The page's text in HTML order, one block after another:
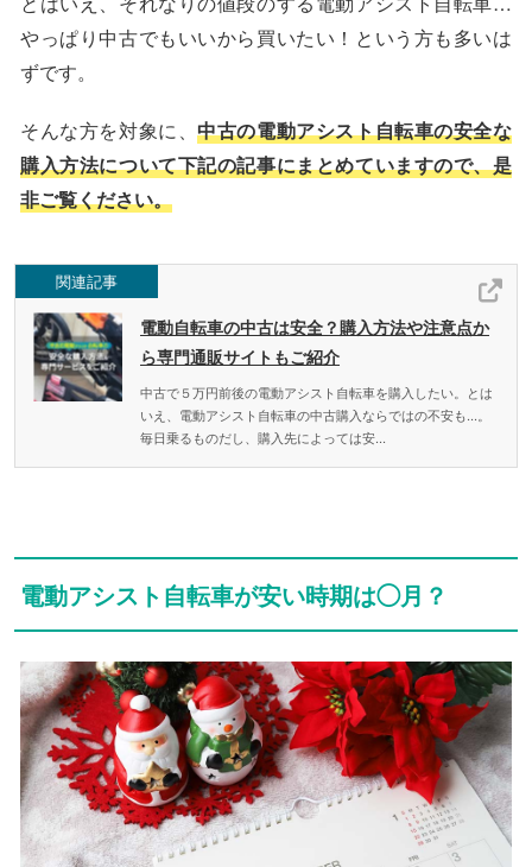
やっぱり中古でもいいから買いたい！という方も多いは
ずです。
そんな方を対象に、中古の電動アシスト自転車の安全な
購入方法について下記の記事にまとめていますので、是
非ご覧ください。
関連記事
電動自転車の中古は安全？購入方法や注意点か
ら専門通販サイトもご紹介
中古で５万円前後の電動アシスト自転車を購入したい。とは
いえ、電動アシスト自転車の中古購入ならではの不安も...。
毎日乗るものだし、購入先によっては安...
電動アシスト自転車が安い時期は◯月？